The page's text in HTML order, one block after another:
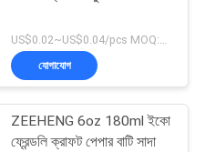
US$0.02~US$0.04/pcs MOQ:30000 পিসি
যোগাযোগ
ZEEHENG 6oz 180ml ইকো
ফ্রেন্ডলি ক্রাফট পেপার বাটি সাদা